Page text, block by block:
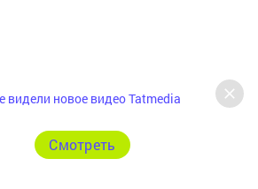
важным и интересным в
Татмедиа
видели новое видео Tatmedia
Cмотреть